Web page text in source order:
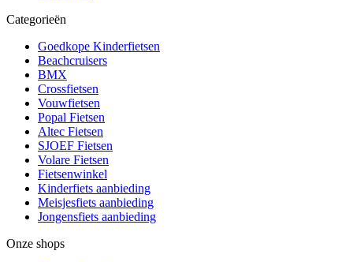
Categorieën
Goedkope Kinderfietsen
Beachcruisers
BMX
Crossfietsen
Vouwfietsen
Popal Fietsen
Altec Fietsen
SJOEF Fietsen
Volare Fietsen
Fietsenwinkel
Kinderfiets aanbieding
Meisjesfiets aanbieding
Jongensfiets aanbieding
Onze shops